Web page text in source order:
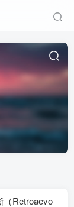
Retroaevo